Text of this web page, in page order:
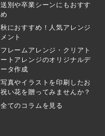
送別や卒業シーンにもおすす
め
秋におすすめ！人気アレンジ
メント
フレームアレンジ・クリアト
ートアレンジのオリジナルデ
ータ作成
写真やイラストを印刷したお
祝い花を贈ってみませんか？
全てのコラムを見る